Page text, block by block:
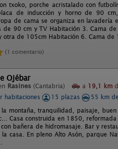
txoko, porche acristalado con
de inducción y horno de 90
de cama se organiza en lavadería
de 90 cm y TV Habitación 3. Cama
otra de 105cm Habitación 6. Cama de
(1 comentario)
Ojébar
Rasines (Cantabria) a 19,1 km
habitaciones
15 plazas
55 km
montaña, tranquilidad, paisaje,
Casa construida en 1850,
bañera de hidromasaje. Bar y
casa. En pleno Alto Asón, parque